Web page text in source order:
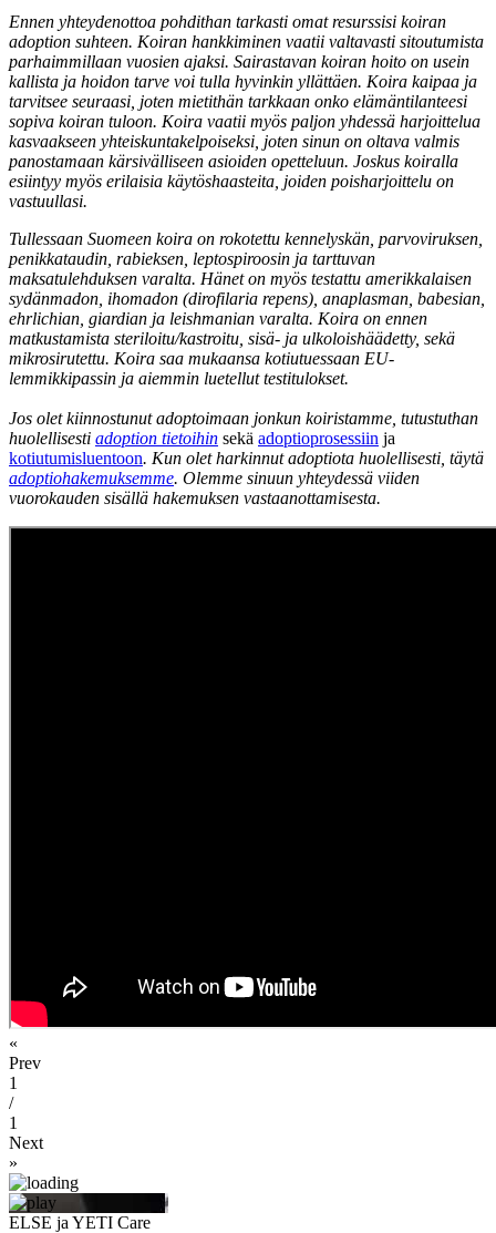
Ennen yhteydenottoa pohdithan tarkasti omat resurssisi koiran
adoption suhteen. Koiran hankkiminen vaatii valtavasti sitoutumista
parhaimmillaan vuosien ajaksi. Sairastavan koiran hoito on usein
kallista ja hoidon tarve voi tulla hyvinkin yllättäen. Koira kaipaa ja
tarvitsee seuraasi, joten mietithän tarkkaan onko elämäntilanteesi
sopiva koiran tuloon. Koira vaatii myös paljon yhdessä harjoittelua
kasvaakseen yhteiskuntakelpoiseksi, joten sinun on oltava valmis
panostamaan kärsivälliseen asioiden opetteluun. Joskus koiralla
esiintyy myös erilaisia käytöshaasteita, joiden poisharjoittelu on
vastuullasi.
Tullessaan Suomeen koira on rokotettu kennelyskän, parvoviruksen,
penikkataudin, rabieksen, leptospiroosin ja tarttuvan
maksatulehduksen varalta. Hänet on myös testattu amerikkalaisen
sydänmadon, ihomadon (dirofilaria repens), anaplasman, babesian,
ehrlichian, giardian ja leishmanian varalta. Koira on ennen
matkustamista steriloitu/kastroitu, sisä- ja ulkoloishäädetty, sekä
mikrosirutettu. Koira saa mukaansa kotiutuessaan EU-
lemmikkipassin ja aiemmin luetellut testitulokset.
Jos olet kiinnostunut adoptoimaan jonkun koiristamme, tutustuthan
huolellisesti adoption tietoihin sekä adoptioprosessiin ja
kotiutumisluentoon. Kun olet harkinnut adoptiota huolellisesti, täytä
adoptiohakemuksemme. Olemme sinuun yhteydessä viiden
vuorokauden sisällä hakemuksen vastaanottamisesta.
«
Prev
1
/
1
Next
»
ELSE ja YETI Care